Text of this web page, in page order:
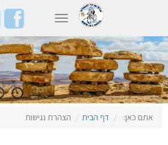
Toggle navigation
אתם כאן: דף הבית הצהרת נגישות